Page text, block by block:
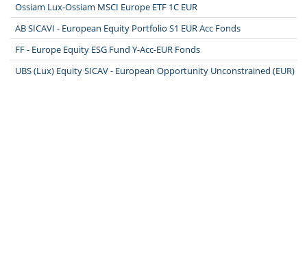
Ossiam Lux-Ossiam MSCI Europe ETF 1C EUR
AB SICAVI - European Equity Portfolio S1 EUR Acc Fonds
FF - Europe Equity ESG Fund Y-Acc-EUR Fonds
UBS (Lux) Equity SICAV - European Opportunity Unconstrained (EUR)